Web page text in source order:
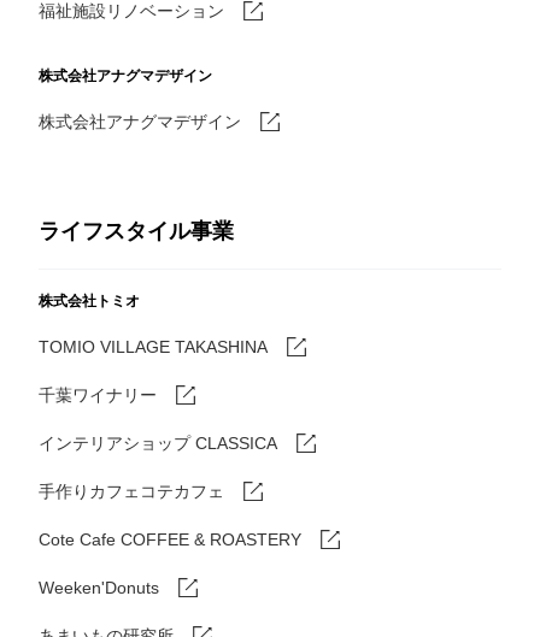
福祉施設リノベーション
株式会社アナグマデザイン
株式会社アナグマデザイン
ライフスタイル事業
株式会社トミオ
TOMIO VILLAGE TAKASHINA
千葉ワイナリー
インテリアショップ CLASSICA
手作りカフェコテカフェ
Cote Cafe COFFEE & ROASTERY
Weeken'Donuts